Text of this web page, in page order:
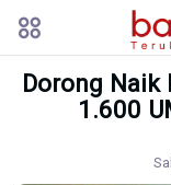
Dorong Naik
1.600